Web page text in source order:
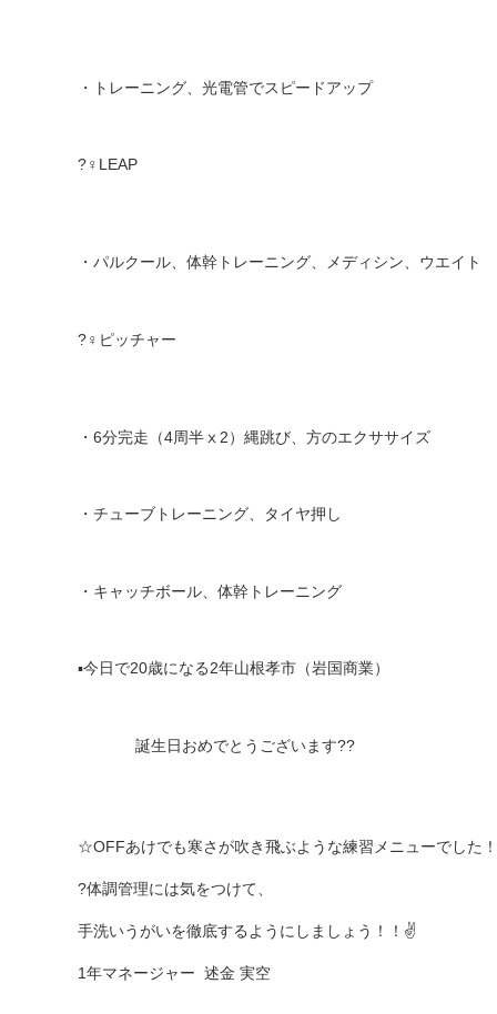
・トレーニング、光電管でスピードアップ
?‍♀️ LEAP
・パルクール、体幹トレーニング、メディシン、ウエイト
?‍♀️ ピッチャー
・ 6分完走（4周半ⅹ 2）縄跳び、方のエクササイズ
・チューブトレーニング、タイヤ押し
・キャッチボール、体幹トレーニング
▪️今日で20歳になる2年山根孝市（岩国商業）
誕生日おめでとうございます??
☆OFFあけでも寒さが吹き飛ぶような練習メニューでした
?体調管理には気をつけて、
手洗いうがいを徹底するようにしましょう！！✌️
1年マネージャー 述金 実空